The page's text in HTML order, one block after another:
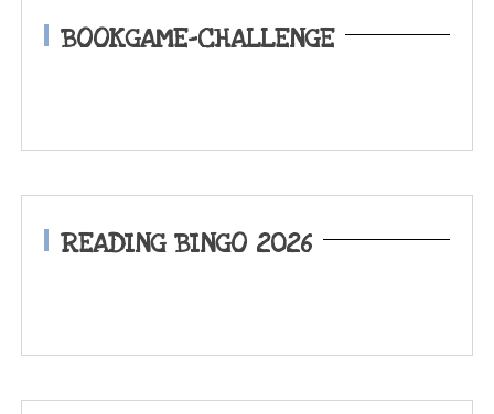
BOOKGAME-CHALLENGE
READING BINGO 2026